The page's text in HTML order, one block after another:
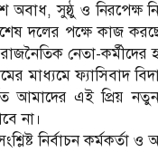
সুষ্ঠু ও নিরপেক্ষ
দলের পক্ষে কাজ
নেতা-কর্মীদের
মাধ্যমে ফ্যাসিবাদ
আমাদের এই প্রিয়
না।
নির্বাচন কর্মকর্তা